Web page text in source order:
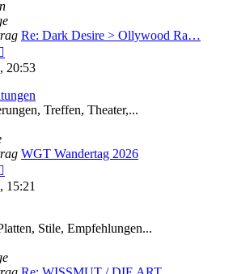
Re: Dark Desire > Ollywood Ra…
Beitrag
20:53
Treffen, Theater,...
WGT Wandertag 2026
Beitrag
15:21
Stile, Empfehlungen...